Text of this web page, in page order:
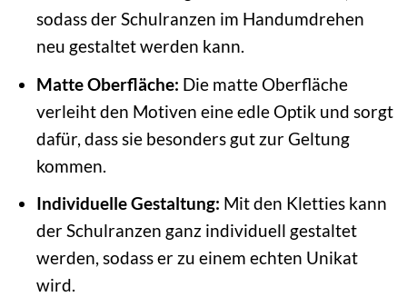
sodass der Schulranzen im Handumdrehen
neu gestaltet werden kann.
Matte Oberfläche: Die matte Oberfläche
verleiht den Motiven eine edle Optik und sorgt
dafür, dass sie besonders gut zur Geltung
kommen.
Individuelle Gestaltung: Mit den Kletties kann
der Schulranzen ganz individuell gestaltet
werden, sodass er zu einem echten Unikat
wird.